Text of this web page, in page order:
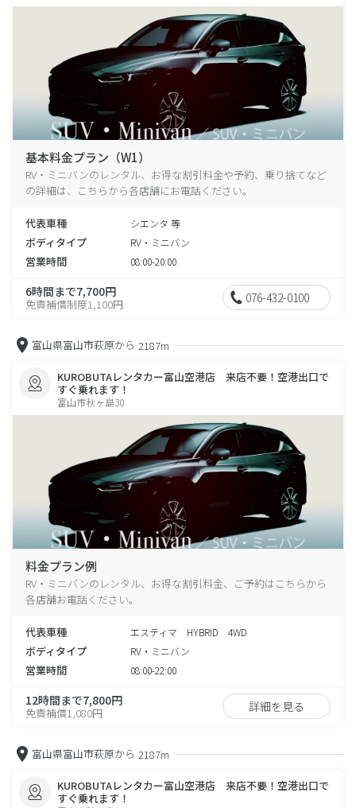
基本料金プラン（W1）
RV・ミニバンのレンタル、お得な割引料金や予約、乗り捨てなど
の詳細は、こちらから各店舗にお電話ください。
代表車種 シエンタ 等
ボディタイプ RV・ミニバン
営業時間 08:00-20:00
6時間まで7,700円
免責補償制度1,100円 076-432-0100
富山県富山市萩原から 2187m
KUROBUTAレンタカー富山空港店 来店不要！空港出口で
すぐ乗れます！
富山市秋ヶ島30
料金プラン例
RV・ミニバンのレンタル、お得な割引料金、ご予約はこちらから
各店舗お電話ください。
代表車種 エスティマ HYBRID 4WD
ボディタイプ RV・ミニバン
営業時間 08:00-22:00
12時間まで7,800円
免責補償1,080円 詳細を見る
富山県富山市萩原から 2187m
KUROBUTAレンタカー富山空港店 来店不要！空港出口で
すぐ乗れます！